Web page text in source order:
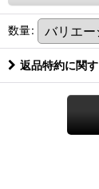
数量:
返品特約に関